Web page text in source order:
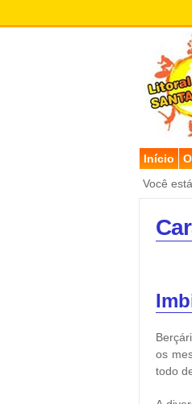
Início
Você
os
todo